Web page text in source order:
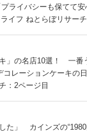
ライバシーも保てて安
イフ ねとらぼリサー
」の名店10選！ 一番
コレーションケーキの
：2ページ目
た」 カインズの